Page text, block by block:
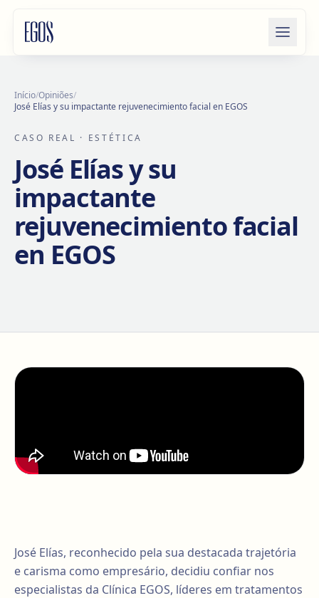
Início/Opiniões/
José Elías y su impactante rejuvenecimiento facial en EGOS
CASO REAL · ESTÉTICA
José Elías y su
impactante
rejuvenecimiento facial
en EGOS
José Elías, reconhecido pela sua destacada trajetória
e carisma como empresário, decidiu confiar nos
especialistas da Clínica EGOS, líderes em tratamentos